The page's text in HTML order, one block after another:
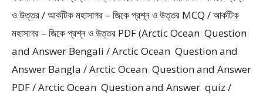
ও উত্তর / আর্কটিক মহাসাগর – জিকে প্রশ্ন ও উত্তর MCQ / আর্কটিক
মহাসাগর – জিকে প্রশ্ন ও উত্তর PDF (Arctic Ocean Question
and Answer Bengali / Arctic Ocean Question and
Answer Bangla / Arctic Ocean Question and Answer
PDF / Arctic Ocean Question and Answer quiz /